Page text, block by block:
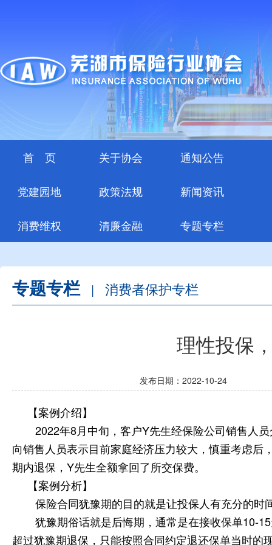
首 页 关于协会 通知公告
党建园地 政策法规 新闻资讯
消费维权 清廉金融 专题专栏
专题专栏 | 消费者保护专栏
理性投保
发布日期：2022-10-24
【案例介绍】
2022年8月中旬，客户Y先生经保险公司销售人
向销售人员表示目前家庭经济压力较大，慎重考虑后
期内退保， Y先生全额拿回了所交保费。
【案例分析】
保险合同犹豫期的目的就是让投保人有充分的
犹豫期俗话就是后悔期，通常是在接收保单10-
超过犹豫期退保，只能按照合同约定退还保单当时